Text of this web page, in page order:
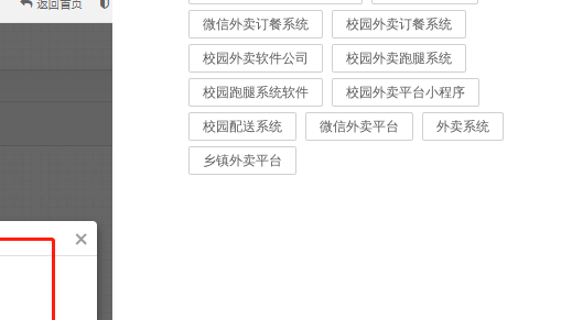
微信外卖订餐系统 校园外卖订餐系统
校园外卖软件公司 校园外卖跑腿系统
校园跑腿系统软件 校园外卖平台小程序
校园配送系统 微信外卖平台 外卖系统
乡镇外卖平台